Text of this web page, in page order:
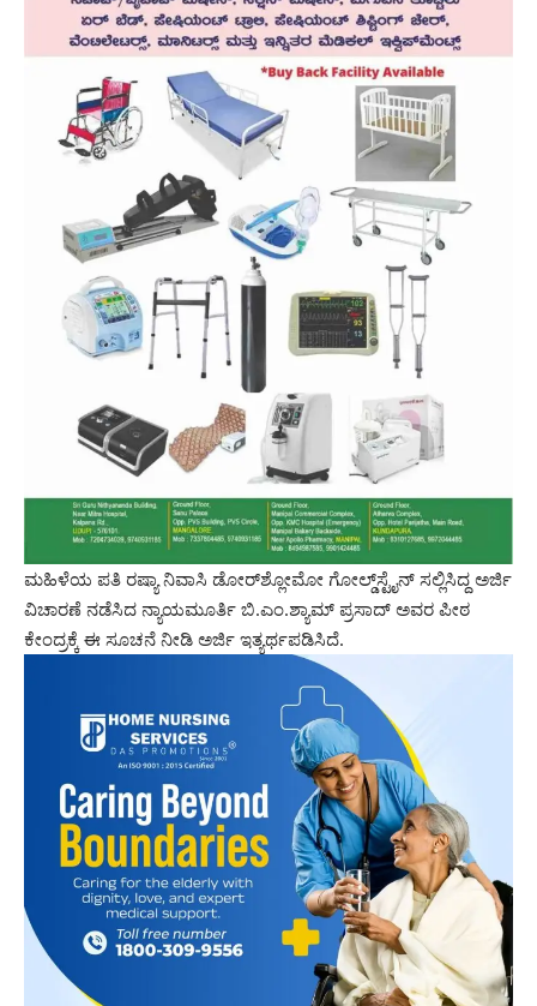
ಮಹಿಳೆಯ ಪತಿ ರಷ್ಯಾ ನಿವಾಸಿ ಡೋರ್‌ಶ್ಲೋಮೋ ಗೋಲ್ಡ್‌ಸ್ಟೈನ್ ಸಲ್ಲಿಸಿದ್ದ ಅರ್ಜಿ
ವಿಚಾರಣೆ ನಡೆಸಿದ ನ್ಯಾಯಮೂರ್ತಿ ಬಿ.ಎಂ.ಶ್ಯಾಮ್ ಪ್ರಸಾದ್ ಅವರ ಪೀಠ
ಕೇಂದ್ರಕ್ಕೆ ಈ ಸೂಚನೆ ನೀಡಿ ಅರ್ಜಿ ಇತ್ಯರ್ಥಪಡಿಸಿದೆ.